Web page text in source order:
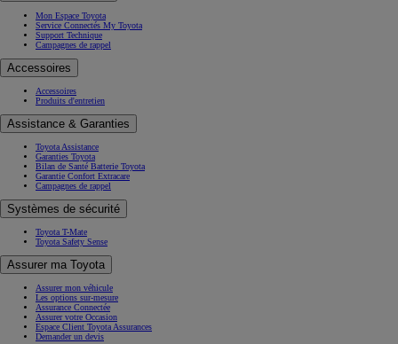
Mon Espace Toyota
Service Connectés My Toyota
Support Technique
Campagnes de rappel
Accessoires
Accessoires
Produits d'entretien
Assistance & Garanties
Toyota Assistance
Garanties Toyota
Bilan de Santé Batterie Toyota
Garantie Confort Extracare
Campagnes de rappel
Systèmes de sécurité
Toyota T-Mate
Toyota Safety Sense
Assurer ma Toyota
Assurer mon véhicule
Les options sur-mesure
Assurance Connectée
Assurer votre Occasion
Espace Client Toyota Assurances
Demander un devis